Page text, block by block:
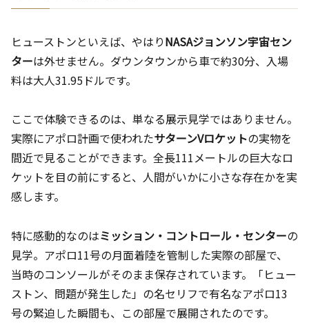
ヒューストンといえば、やはりNASAジョンソン宇宙セン
ターは外せません。ダウンタウンから車で約30分、入場
料は大人31.95ドルです。
ここで体験できるのは、単なる展示見学ではありません。
実際にアポロ計画で使われたサターンVロケットの実物を
間近で見ることができます。全長111メートルの巨大なロ
ケットを目の前にすると、人間がいかに小さな存在かを実
感します。
特に感動的なのはミッション・コントロール・センターの
見学。アポロ11号の月面着陸を管制した実際の部屋で、
当時のコンソールがそのまま保存されています。「ヒュー
ストン、問題が発生した」の名セリフで有名なアポロ13
号の緊迫した瞬間も、この部屋で展開されたのです。